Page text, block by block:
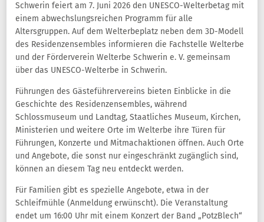
Schwerin feiert am 7. Juni 2026 den UNESCO-Welterbetag mit
einem abwechslungsreichen Programm für alle
Altersgruppen. Auf dem Welterbeplatz neben dem 3D-Modell
des Residenzensembles informieren die Fachstelle Welterbe
und der Förderverein Welterbe Schwerin e. V. gemeinsam
über das UNESCO-Welterbe in Schwerin.
Führungen des Gästeführervereins bieten Einblicke in die
Geschichte des Residenzensembles, während
Schlossmuseum und Landtag, Staatliches Museum, Kirchen,
Ministerien und weitere Orte im Welterbe ihre Türen für
Führungen, Konzerte und Mitmachaktionen öffnen. Auch Orte
und Angebote, die sonst nur eingeschränkt zugänglich sind,
können an diesem Tag neu entdeckt werden.
Für Familien gibt es spezielle Angebote, etwa in der
Schleifmühle (Anmeldung erwünscht). Die Veranstaltung
endet um 16:00 Uhr mit einem Konzert der Band „PotzBlech“